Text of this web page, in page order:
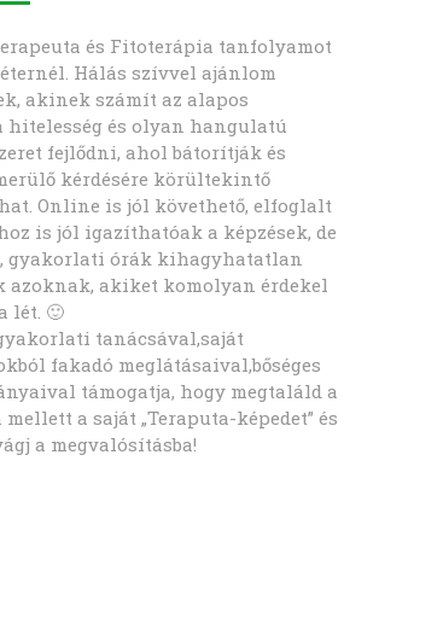
és Fitoterápia tanfolyamot
Hálás szívvel ajánlom
akinek számít az alapos
hitelesség és olyan hangulatú
fejlődni, ahol bátorítják és
kérdésére körültekintő
Online is jól követhető, elfoglalt
is jól igazíthatóak a képzések, de
gyakorlati órák kihagyhatatlan
akiket komolyan érdekel
lét. 🙂
tanácsával,saját
fakadó meglátásaival,bőséges
támogatja, hogy megtaláld a
a saját „Teraputa-képedet” és
a megvalósításba!